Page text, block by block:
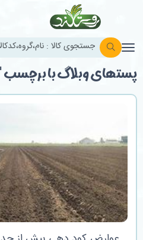
پست‎های وبلاگ با برچسب "کود"